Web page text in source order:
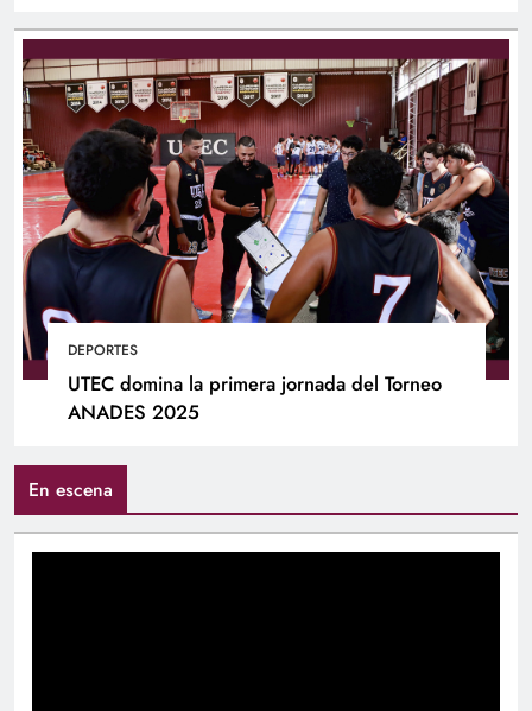
DEPORTES
UTEC domina la primera jornada del Torneo
ANADES 2025
En escena